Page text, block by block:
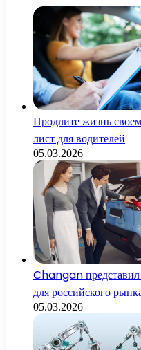
Продлите жизнь
лист для водителей
05.03.2026
Changan
для российского
05.03.2026